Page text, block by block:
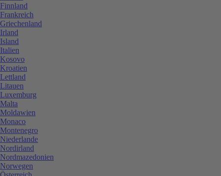
Finnland
Frankreich
Griechenland
Irland
Island
Italien
Kosovo
Kroatien
Lettland
Litauen
Luxemburg
Malta
Moldawien
Monaco
Montenegro
Niederlande
Nordirland
Nordmazedonien
Norwegen